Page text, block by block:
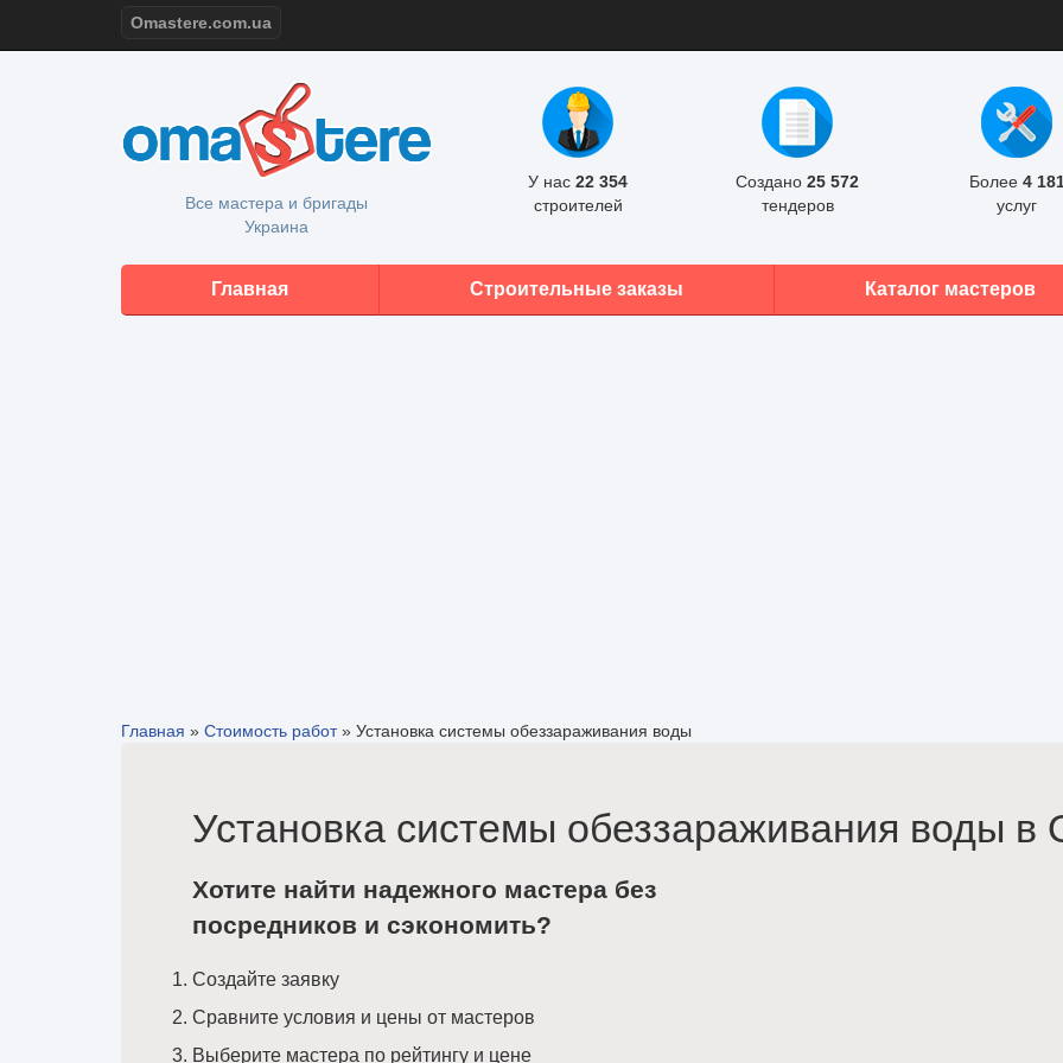
Omastere.com.ua
Все мастера и бригады
Украина
У нас 22 354
строителей
Создано 25 572
тендеров
Более 4
услуг
Главная Строительные заказы Каталог мастеров
Главная » Стоимость работ» Установка системы обеззараживания воды
Установка системы обеззараживания воды в
Хотите найти надежного мастера без
посредников и сэкономить?
Создайте заявку
Сравните условия и цены от мастеров
Выберите мастера по рейтингу и цене